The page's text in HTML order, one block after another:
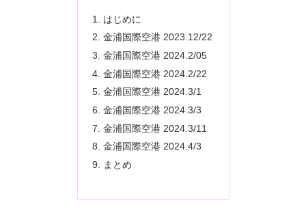
はじめに
金浦国際空港 2023.12/22
金浦国際空港 2024.2/05
金浦国際空港 2024.2/22
金浦国際空港 2024.3/1
金浦国際空港 2024.3/3
金浦国際空港 2024.3/11
金浦国際空港 2024.4/3
まとめ